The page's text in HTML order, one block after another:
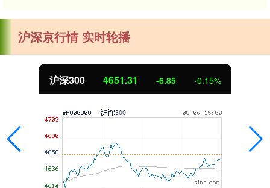
沪深京行情 实时轮播
沪深300 4651.31 -6.85 -0.15%